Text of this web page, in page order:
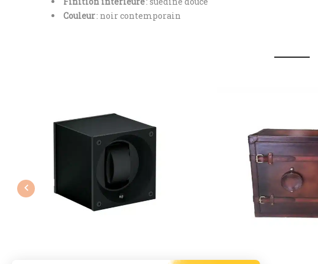
Couleur: noir contemporain